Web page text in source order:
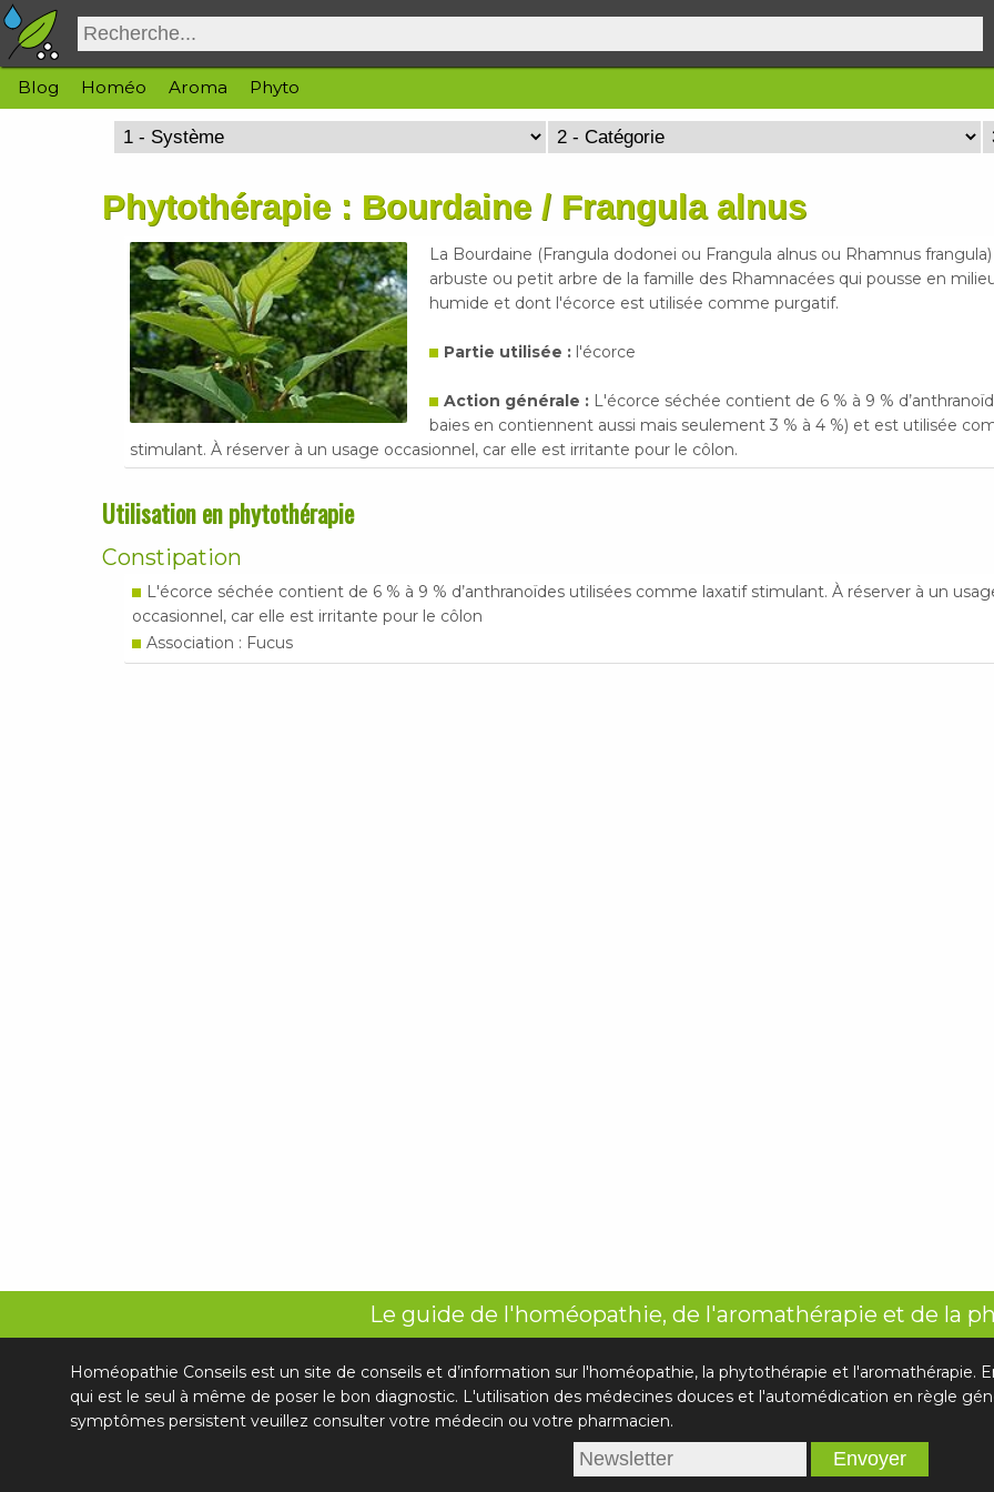
Blog Homéo Aroma Phyto
Phytothérapie : Bourdaine / Frangula alnus
La Bourdaine (Frangula dodonei ou Frangula alnus ou Rhamnus
arbuste ou petit arbre de la famille des Rhamnacées qui pousse en
humide et dont l'écorce est utilisée comme purgatif.
Partie utilisée : l'écorce
Action générale : L'écorce séchée contient de 6 % à 9 %
baies en contiennent aussi mais seulement 3 % à 4 %) et est utilisée
stimulant. À réserver à un usage occasionnel, car elle est irritante pour le côlon.
Utilisation en phytothérapie
Constipation
L'écorce séchée contient de 6 % à 9 % d’anthranoïdes utilisées comme laxatif stimulant. À réserver à un
occasionnel, car elle est irritante pour le côlon
Association : Fucus
Le guide de l'homéopathie, de l'aromathérapie et de la
Homéopathie Conseils est un site de conseils et d’information sur l'homéopathie, la phytothérapie et l'aromathérapie.
qui est le seul à même de poser le bon diagnostic. L'utilisation des médecines douces et l'automédication en règle
symptômes persistent veuillez consulter votre médecin ou votre pharmacien.